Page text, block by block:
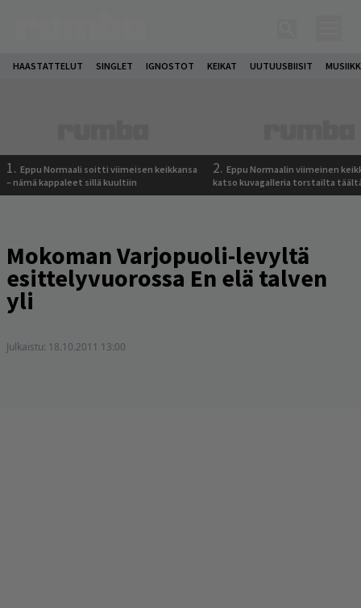
HAASTATTELUT SINGLET IGNOSTOT KEIKAT UUTUUSBIISIT
1. Eppu Normaali soitti viimeisen keikkansa
– nämä kappaleet sillä kuultiin
2. Eppu Normaalin viimeinen
katso kuvagalleria torstailta
Mokoman Varjopuoli-levyltä
esittelyvuorossa En elä talven
yli
Julkaistu: 18.10.2011 13:00